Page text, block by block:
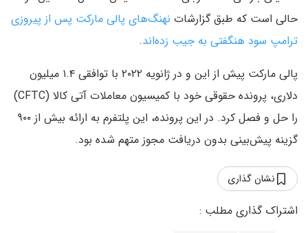
حالی است که طبق گزارشات نهنگ‌های پالی مارکت پس از پیروزی
ترامپ سود هنگفتی به جیب زده‌اند.
پالی مارکت پیش از این و در ژانویه ۲۰۲۲ با توافقی ۱.۴ میلیون
دلاری، پرونده حقوقی خود با کمیسیون معاملات آتی کالا (CFTC)
را حل و فصل کرد. در این پرونده، این پلتفرم به ارائه بیش از ۹۰۰
گزینه پیش‌بینی بدون دریافت مجوز متهم شده بود.
نشان گذاری